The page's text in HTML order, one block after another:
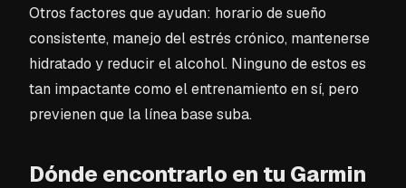
Otros factores que ayudan: horario de sueño
consistente, manejo del estrés crónico, mantenerse
hidratado y reducir el alcohol. Ninguno de estos es
tan impactante como el entrenamiento en sí, pero
previenen que la línea base suba.
Dónde encontrarlo en tu Garmin